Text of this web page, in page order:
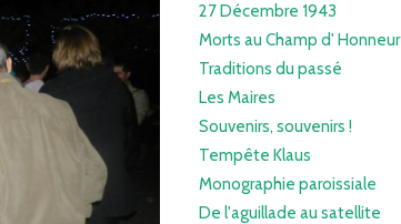
27 Décembre 1943
Morts au Champ d' Honneur
Traditions du passé
Les Maires
Souvenirs, souvenirs !
Tempête Klaus
Monographie paroissiale
De l'aguillade au satellite